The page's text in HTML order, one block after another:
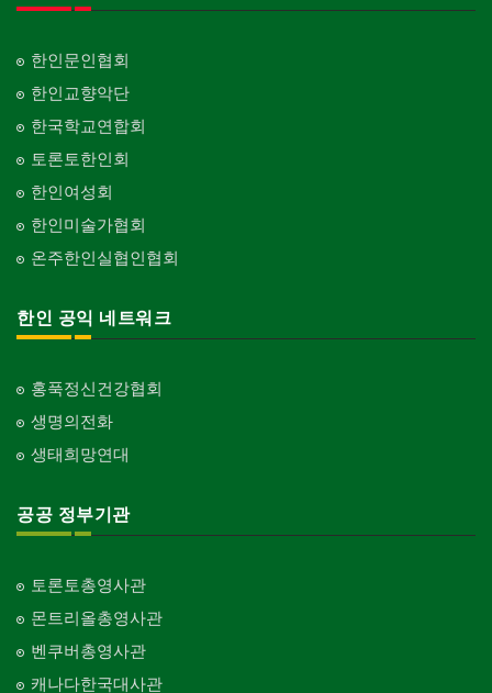
한인문인협회
한인교향악단
한국학교연합회
토론토한인회
한인여성회
한인미술가협회
온주한인실협인협회
한인 공익 네트워크
홍푹정신건강협회
생명의전화
생태희망연대
공공 정부기관
토론토총영사관
몬트리올총영사관
벤쿠버총영사관
캐나다한국대사관